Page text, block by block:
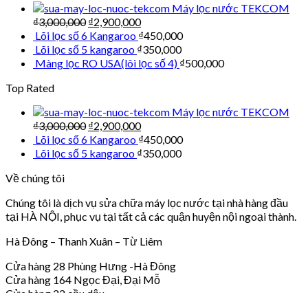
Máy lọc nước TEKCOM
₫3,000,000 ₫2,900,000
Lõi lọc số 6 Kangaroo ₫450,000
Lõi lọc số 5 kangaroo ₫350,000
Màng lọc RO USA(lõi lọc số 4) ₫500,000
Top Rated
Máy lọc nước TEKCOM
₫3,000,000 ₫2,900,000
Lõi lọc số 6 Kangaroo ₫450,000
Lõi lọc số 5 kangaroo ₫350,000
Về chúng tôi
Chúng tôi là dịch vụ sửa chữa máy lọc nước tại nhà hàng đầu
tại HÀ NỘI, phục vụ tại tất cả các quận huyện nội ngoại thành.
Hà Đông – Thanh Xuân – Từ Liêm
Cửa hàng 28 Phùng Hưng -Hà Đông
Cửa hàng 164 Ngọc Đại, Đại Mỗ